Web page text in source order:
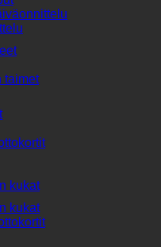
taimet
kukat
kukat